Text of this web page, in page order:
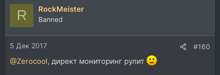
R RockMeister
Banned
5 Дек 2017 #160
@Zerocool, директ мониторинг рулит